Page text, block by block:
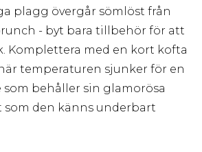
plagg övergår sömlöst från
- byt bara tillbehör för att
Komplettera med en kort kofta
temperaturen sjunker för en
behåller sin glamorösa
som den känns underbart